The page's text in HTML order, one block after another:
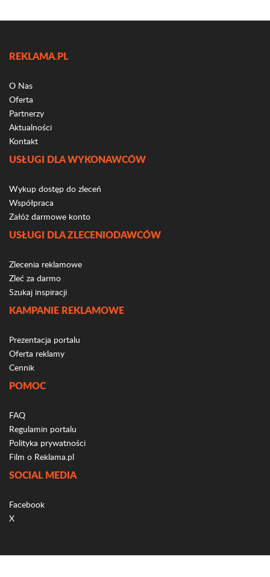
REKLAMA.PL
O Nas
Oferta
Partnerzy
Aktualności
Kontakt
USŁUGI DLA WYKONAWCÓW
Wykup dostęp do zleceń
Współpraca
Załóż darmowe konto
USŁUGI DLA ZLECENIODAWCÓW
Zlecenia reklamowe
Zleć za darmo
Szukaj inspiracji
KAMPANIE REKLAMOWE
Prezentacja portalu
Oferta reklamy
Cennik
POMOC
FAQ
Regulamin portalu
Polityka prywatności
Film o Reklama.pl
SOCIAL MEDIA
Facebook
X